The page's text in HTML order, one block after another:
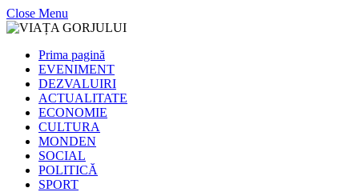
Close Menu
Prima pagină
EVENIMENT
DEZVALUIRI
ACTUALITATE
ECONOMIE
CULTURA
MONDEN
SOCIAL
POLITICĂ
SPORT